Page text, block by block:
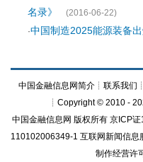
名录》
(2016-06-22)
·中国制造2025能源装备
中国金融信息网简介 ┊ 联系我们 ┊
┊Copyright © 2010 -
中国金融信息网 版权所有 京ICP
110102006349-1 互联网新闻信
制作经营许